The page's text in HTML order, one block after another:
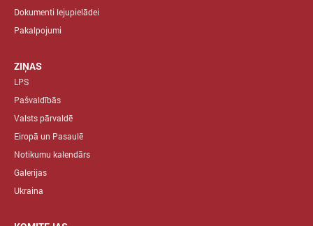
Dokumenti lejupielādei
Pakalpojumi
ZIŅAS
LPS
Pašvaldībās
Valsts pārvaldē
Eiropā un Pasaulē
Notikumu kalendārs
Galerijas
Ukraina